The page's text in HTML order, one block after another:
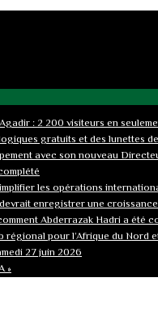
: 2 200 visiteurs en
gratuits et des lunettes
avec son nouveau
les opérations
enregistrer une
Abderrazak Hadri a été
pour l’Afrique du Nord
27 juin 2026
»